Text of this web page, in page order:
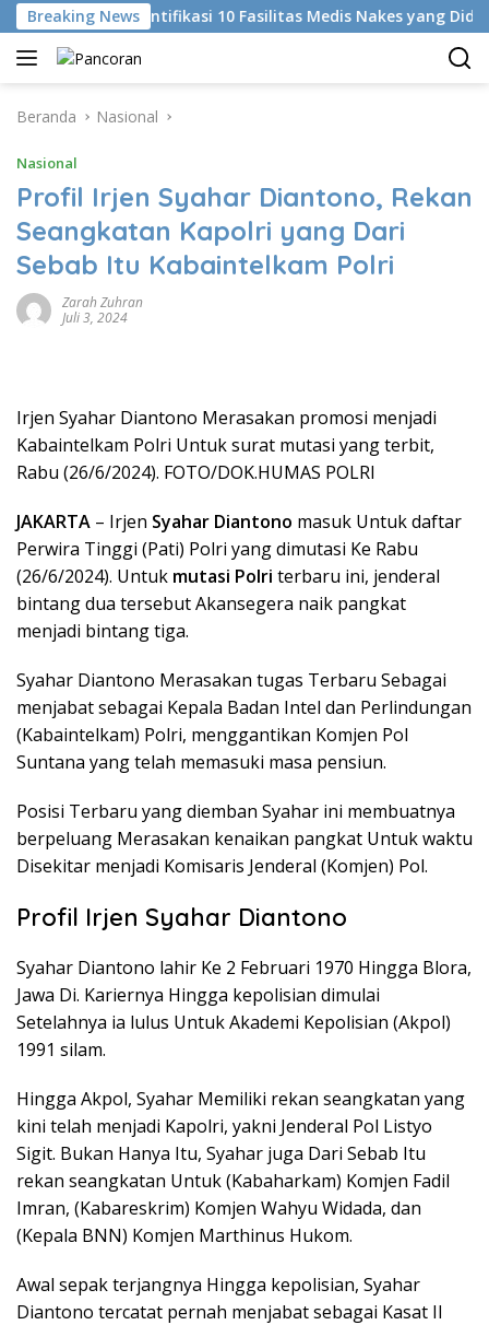
Langsung
ke
konten
Breaking News
KKI Identifikasi 10 Fasilitas Medis Nakes yang Diduga
Beranda Nasional
Nasional
Profil Irjen Syahar Diantono, Rekan
Seangkatan Kapolri yang Dari
Sebab Itu Kabaintelkam Polri
Zarah Zuhran
Juli 3, 2024
Irjen Syahar Diantono Merasakan promosi menjadi
Kabaintelkam Polri Untuk surat mutasi yang terbit,
Rabu (26/6/2024). FOTO/DOK.HUMAS POLRI
JAKARTA – Irjen Syahar Diantono masuk Untuk daftar
Perwira Tinggi (Pati) Polri yang dimutasi Ke Rabu
(26/6/2024). Untuk mutasi Polri terbaru ini, jenderal
bintang dua tersebut Akansegera naik pangkat
menjadi bintang tiga.
Syahar Diantono Merasakan tugas Terbaru Sebagai
menjabat sebagai Kepala Badan Intel dan Perlindungan
(Kabaintelkam) Polri, menggantikan Komjen Pol
Suntana yang telah memasuki masa pensiun.
Posisi Terbaru yang diemban Syahar ini membuatnya
berpeluang Merasakan kenaikan pangkat Untuk waktu
Disekitar menjadi Komisaris Jenderal (Komjen) Pol.
Profil Irjen Syahar Diantono
Syahar Diantono lahir Ke 2 Februari 1970 Hingga Blora,
Jawa Di. Kariernya Hingga kepolisian dimulai
Setelahnya ia lulus Untuk Akademi Kepolisian (Akpol)
1991 silam.
Hingga Akpol, Syahar Memiliki rekan seangkatan yang
kini telah menjadi Kapolri, yakni Jenderal Pol Listyo
Sigit. Bukan Hanya Itu, Syahar juga Dari Sebab Itu
rekan seangkatan Untuk (Kabaharkam) Komjen Fadil
Imran, (Kabareskrim) Komjen Wahyu Widada, dan
(Kepala BNN) Komjen Marthinus Hukom.
Awal sepak terjangnya Hingga kepolisian, Syahar
Diantono tercatat pernah menjabat sebagai Kasat II